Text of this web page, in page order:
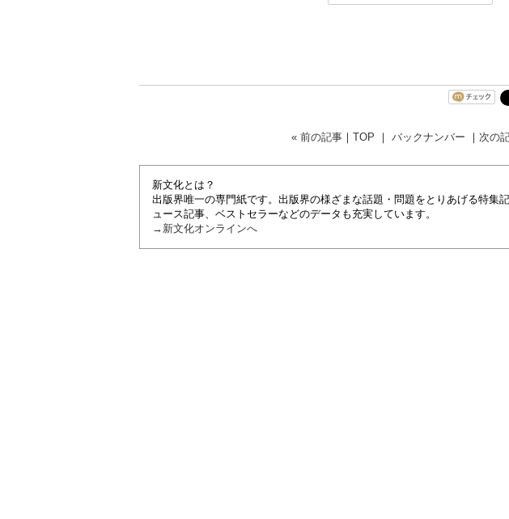
« 前の記事｜ TOP ｜ バックナンバー ｜ 次の
新文化とは？
出版界唯一の専門紙です。出版界の様ざまな話題・問題をとりあげる特集
ュース記事、ベストセラーなどのデータも充実しています。
→新文化オンラインへ